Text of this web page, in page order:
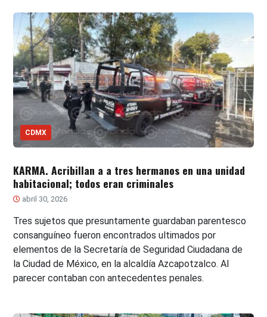
CDMX
KARMA. Acribillan a a tres hermanos en una unidad
habitacional; todos eran criminales
abril 30, 2026
Tres sujetos que presuntamente guardaban parentesco
consanguíneo fueron encontrados ultimados por
elementos de la Secretaría de Seguridad Ciudadana de
la Ciudad de México, en la alcaldía Azcapotzalco. Al
parecer contaban con antecedentes penales.